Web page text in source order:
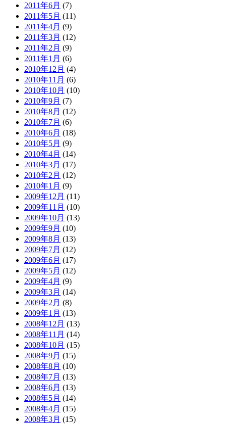
2011年6月 (7)
2011年5月 (11)
2011年4月 (9)
2011年3月 (12)
2011年2月 (9)
2011年1月 (6)
2010年12月 (4)
2010年11月 (6)
2010年10月 (10)
2010年9月 (7)
2010年8月 (12)
2010年7月 (6)
2010年6月 (18)
2010年5月 (9)
2010年4月 (14)
2010年3月 (17)
2010年2月 (12)
2010年1月 (9)
2009年12月 (11)
2009年11月 (10)
2009年10月 (13)
2009年9月 (10)
2009年8月 (13)
2009年7月 (12)
2009年6月 (17)
2009年5月 (12)
2009年4月 (9)
2009年3月 (14)
2009年2月 (8)
2009年1月 (13)
2008年12月 (13)
2008年11月 (14)
2008年10月 (15)
2008年9月 (15)
2008年8月 (10)
2008年7月 (13)
2008年6月 (13)
2008年5月 (14)
2008年4月 (15)
2008年3月 (15)